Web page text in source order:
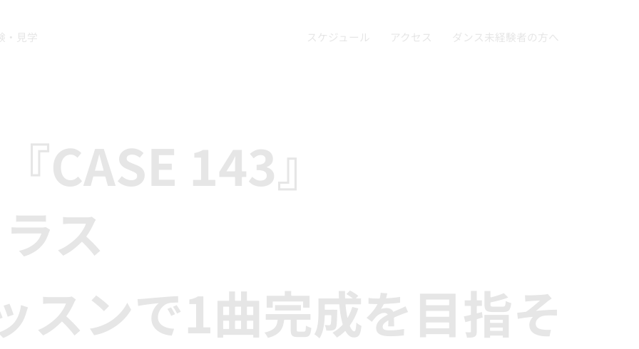
・見学 スケジュール アクセス ダンス未経験者の方へ
CASE 143』
ス
ンで1曲完成を目指そ